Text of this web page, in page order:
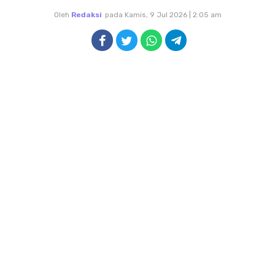
Oleh Redaksi pada Kamis, 9 Jul 2026 | 2:05 am